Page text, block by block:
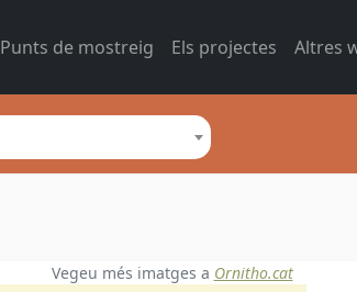
Punts de mostreig Els projectes Altres
Vegeu més imatges a Ornitho.cat